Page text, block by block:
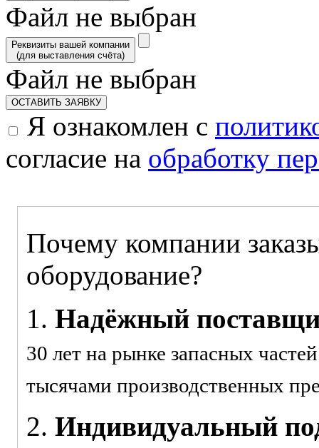
Файл не выбран
Реквизиты вашей компании
(для выставления счёта)
Файл не выбран
ОСТАВИТЬ ЗАЯВКУ
Я ознакомлен с
согласие на обработку
Почему компании
оборудование?
1. Надёжный
30 лет на рынке запасных
тысячами производственных
2. Индивидуальный